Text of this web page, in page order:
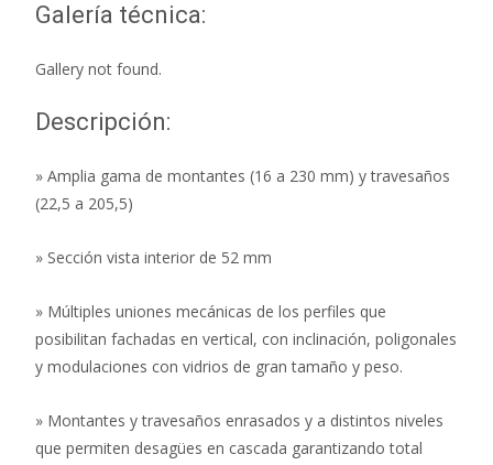
Galería técnica:
Gallery not found.
Descripción:
» Amplia gama de montantes (16 a 230 mm) y travesaños
(22,5 a 205,5)
» Sección vista interior de 52 mm
» Múltiples uniones mecánicas de los perfiles que
posibilitan fachadas en vertical, con inclinación, poligonales
y modulaciones con vidrios de gran tamaño y peso.
» Montantes y travesaños enrasados y a distintos niveles
que permiten desagües en cascada garantizando total